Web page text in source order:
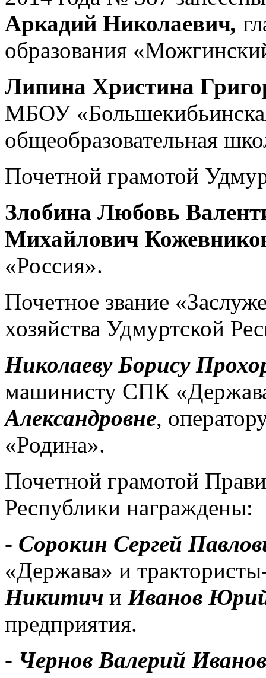
Аркадий Николаевич,
образования
Липина Христина
МБОУ
общеобразовательная
Почетной грамотой
Злобина Любовь
Михайлович
«Россия».
Почетное звание
хозяйства Удмуртской
Николаеву Борису
машинисту СПК
Александровне,
«Родина».
Почетной грамотой
Республики награждены:
- Сорокин Сергей
«Держава» и
Никитич и Иванов
предприятия.
- Чернов Валерий